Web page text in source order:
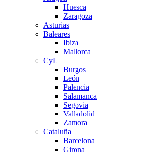
Huesca
Zaragoza
Asturias
Baleares
Ibiza
Mallorca
CyL
Burgos
León
Palencia
Salamanca
Segovia
Valladolid
Zamora
Cataluña
Barcelona
Girona